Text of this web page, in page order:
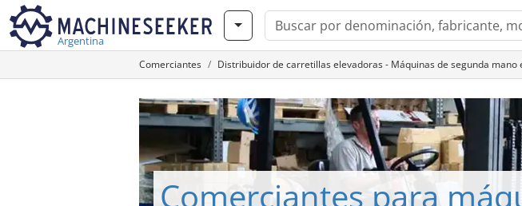
Argentina
Comerciantes Distribuidor de carretillas elevadoras - Máquinas de segunda mano
Comerciantes para